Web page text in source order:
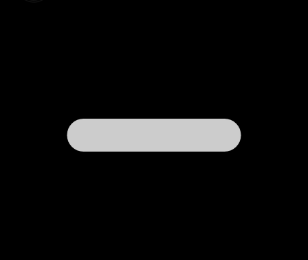
солнце, моя личная радость убита
недрогнувшей холодной рукой чужака.
Посмотреть, чтобы стать ближе, чтобы понять
еще лучше, чтобы ощутить боль утраты, и